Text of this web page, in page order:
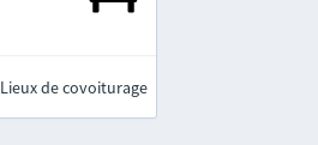
Lieux de covoiturage